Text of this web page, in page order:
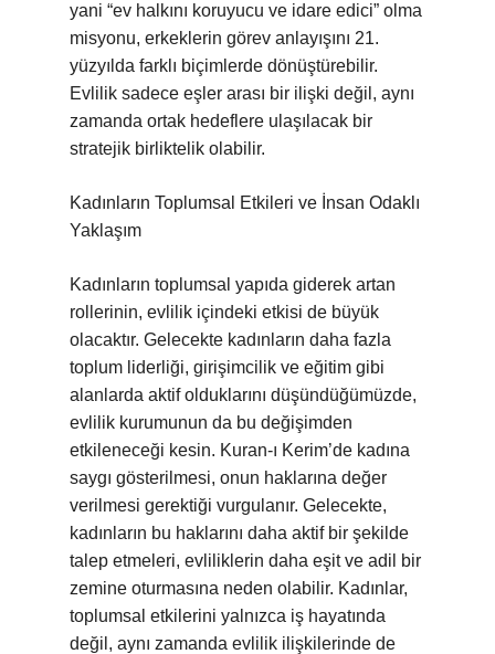
yani “ev halkını koruyucu ve idare edici” olma
misyonu, erkeklerin görev anlayışını 21.
yüzyılda farklı biçimlerde dönüştürebilir.
Evlilik sadece eşler arası bir ilişki değil, aynı
zamanda ortak hedeflere ulaşılacak bir
stratejik birliktelik olabilir.
Kadınların Toplumsal Etkileri ve İnsan Odaklı
Yaklaşım
Kadınların toplumsal yapıda giderek artan
rollerinin, evlilik içindeki etkisi de büyük
olacaktır. Gelecekte kadınların daha fazla
toplum liderliği, girişimcilik ve eğitim gibi
alanlarda aktif olduklarını düşündüğümüzde,
evlilik kurumunun da bu değişimden
etkileneceği kesin. Kuran-ı Kerim’de kadına
saygı gösterilmesi, onun haklarına değer
verilmesi gerektiği vurgulanır. Gelecekte,
kadınların bu haklarını daha aktif bir şekilde
talep etmeleri, evliliklerin daha eşit ve adil bir
zemine oturmasına neden olabilir. Kadınlar,
toplumsal etkilerini yalnızca iş hayatında
değil, aynı zamanda evlilik ilişkilerinde de